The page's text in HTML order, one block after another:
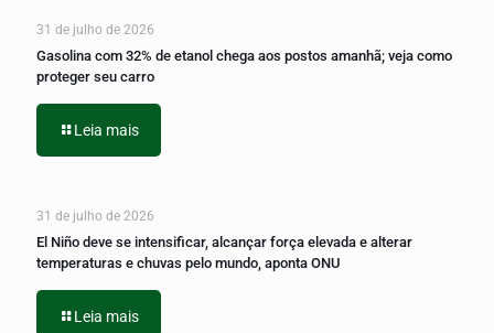
31 de julho de 2026
Gasolina com 32% de etanol chega aos postos amanhã; veja como
proteger seu carro
Leia mais
31 de julho de 2026
El Niño deve se intensificar, alcançar força elevada e alterar
temperaturas e chuvas pelo mundo, aponta ONU
Leia mais